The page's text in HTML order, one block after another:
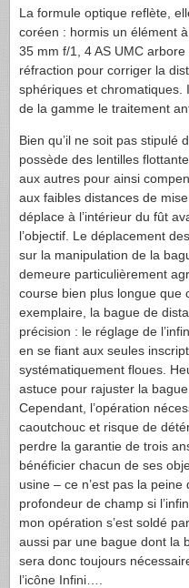
La formule optique reflète,
coréen : hormis un élément
35 mm f/1, 4 AS UMC arbore
réfraction pour corriger la
sphériques et chromatiques.
de la gamme le traitement
Bien qu’il ne soit pas stipulé
possède des lentilles
aux autres pour ainsi
aux faibles distances de
déplace à l’intérieur du fût
l’objectif. Le déplacement
sur la manipulation de la
demeure particulièrement
course bien plus longue que
exemplaire, la bague de
précision : le réglage de
en se fiant aux seules
systématiquement floues.
astuce pour rajuster la
Cependant, l’opération
caoutchouc et risque de
perdre la garantie de trois
bénéficier chacun de ses
usine – ce n’est pas la peine
profondeur de champ si
mon opération s’est soldé
aussi par une bague dont la
sera donc toujours
l’icône Infini….